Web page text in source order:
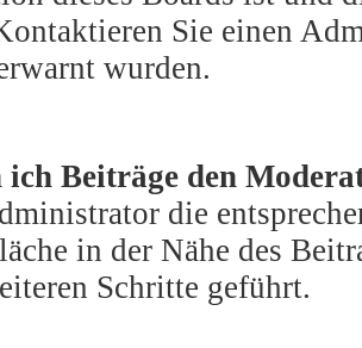
Sie einen
wurden.
Beiträge den
die
in der Nähe des
Schritte geführt.